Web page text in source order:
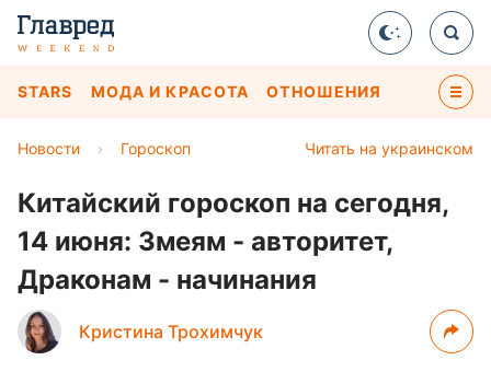
STARS МОДА И КРАСОТА ОТНОШЕНИЯ
Читать на украинском
Новости › Гороскоп
Китайский гороскоп на сегодня,
14 июня: Змеям - авторитет,
Драконам - начинания
Кристина Трохимчук